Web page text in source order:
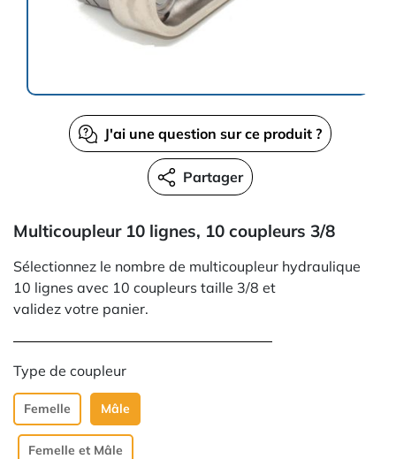
J'ai une question sur ce produit ?
Partager
Multicoupleur 10 lignes, 10 coupleurs 3/8
Sélectionnez le nombre de multicoupleur hydraulique
10 lignes avec 10 coupleurs taille 3/8 et
validez votre panier.
Type de coupleur
Femelle Mâle
Femelle et Mâle